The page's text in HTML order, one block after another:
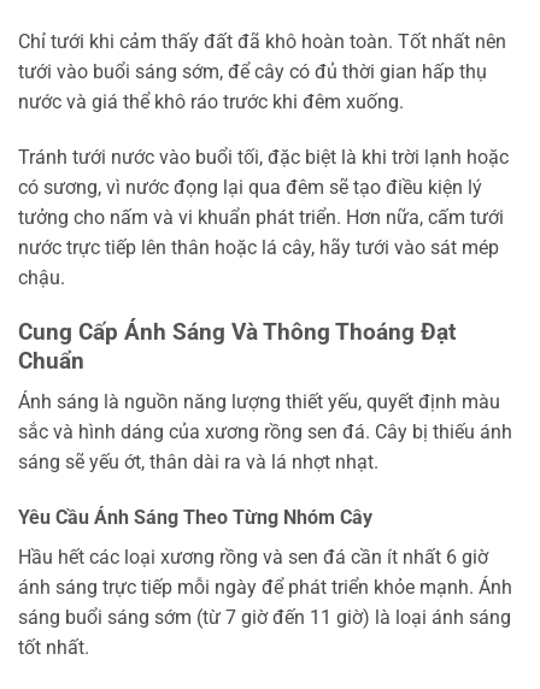
Chỉ tưới khi cảm thấy đất đã khô hoàn toàn. Tốt nhất nên
tưới vào buổi sáng sớm, để cây có đủ thời gian hấp thụ
nước và giá thể khô ráo trước khi đêm xuống.
Tránh tưới nước vào buổi tối, đặc biệt là khi trời lạnh hoặc
có sương, vì nước đọng lại qua đêm sẽ tạo điều kiện lý
tưởng cho nấm và vi khuẩn phát triển. Hơn nữa, cấm tưới
nước trực tiếp lên thân hoặc lá cây, hãy tưới vào sát mép
chậu.
Cung Cấp Ánh Sáng Và Thông Thoáng Đạt
Chuẩn
Ánh sáng là nguồn năng lượng thiết yếu, quyết định màu
sắc và hình dáng của xương rồng sen đá. Cây bị thiếu ánh
sáng sẽ yếu ớt, thân dài ra và lá nhợt nhạt.
Yêu Cầu Ánh Sáng Theo Từng Nhóm Cây
Hầu hết các loại xương rồng và sen đá cần ít nhất 6 giờ
ánh sáng trực tiếp mỗi ngày để phát triển khỏe mạnh. Ánh
sáng buổi sáng sớm (từ 7 giờ đến 11 giờ) là loại ánh sáng
tốt nhất.